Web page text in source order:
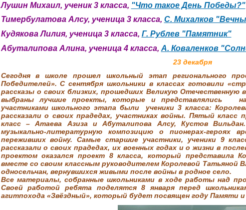
Лушин Михаил, ученик 3 класса, "Что такое День Победы?"
Тимербулатова Алсу, ученица 3 класса, С. Михалков
Кудякова Лилия, ученица 3 класса, Г. Рублев "Памятник"
Абуталипова Алина, ученица 4 класса, А. Коваленков
23 декабря
Сегодня в школе прошел школьный этап регионального
Победителей». С сентября школьники в классах готовили
рассказы о своих близких, прошедших Великую Отечественную
выбраны лучшие проекты, которые и представлялись
участниками школьного этапа были ученики 3 класса:
рассказали о своих прадедах, участниках войны. Пятый
класс – Атаева Азиза и Абуталипова Алсу, Кустов
музыкально-литературную композицию о пионерах-героях
переживших войну. Самые старшие участники, ученики 9
рассказали о своих прадедах, их военных годах и о жизни в
проектом оказался проект 8 класса, который представила
вместе со своим классным руководителем Королевой Татьяной
односельчан, вернувшихся живыми после войны в родное село.
Все материалы, собранные школьниками в ходе работы над
Своей работой ребята поделятся 8 января перед
агитпохода «Звёздный», который будет посвящен году Памяти